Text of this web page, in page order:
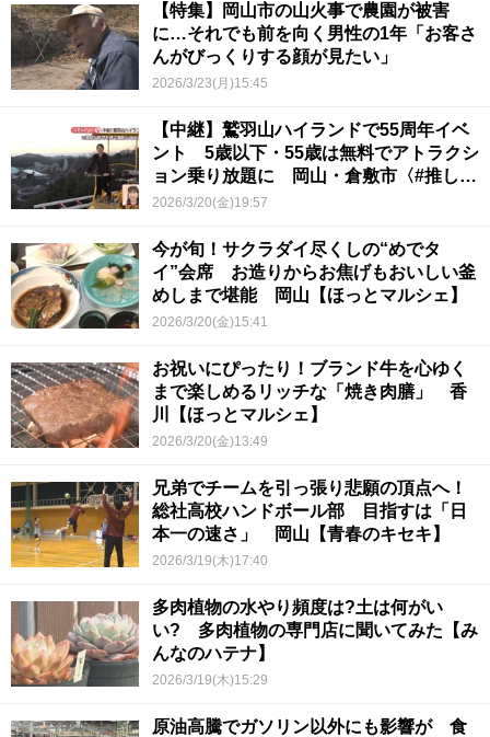
【特集】岡山市の山火事で農園が被害
に…それでも前を向く男性の1年「お客さ
んがびっくりする顔が見たい」
2026/3/23(月)15:45
【中継】鷲羽山ハイランドで55周年イベ
ント 5歳以下・55歳は無料でアトラクシ
ョン乗り放題に 岡山・倉敷市〈#推しド
コ？〉
2026/3/20(金)19:57
今が旬！サクラダイ尽くしの“めでタ
イ”会席 お造りからお焦げもおいしい釜
めしまで堪能 岡山【ほっとマルシェ】
2026/3/20(金)15:41
お祝いにぴったり！ブランド牛を心ゆく
まで楽しめるリッチな「焼き肉膳」 香
川【ほっとマルシェ】
2026/3/20(金)13:49
兄弟でチームを引っ張り悲願の頂点へ！
総社高校ハンドボール部 目指すは「日
本一の速さ」 岡山【青春のキセキ】
2026/3/19(木)17:40
多肉植物の水やり頻度は?土は何がい
い? 多肉植物の専門店に聞いてみた【み
んなのハテナ】
2026/3/19(木)15:29
原油高騰でガソリン以外にも影響が 食